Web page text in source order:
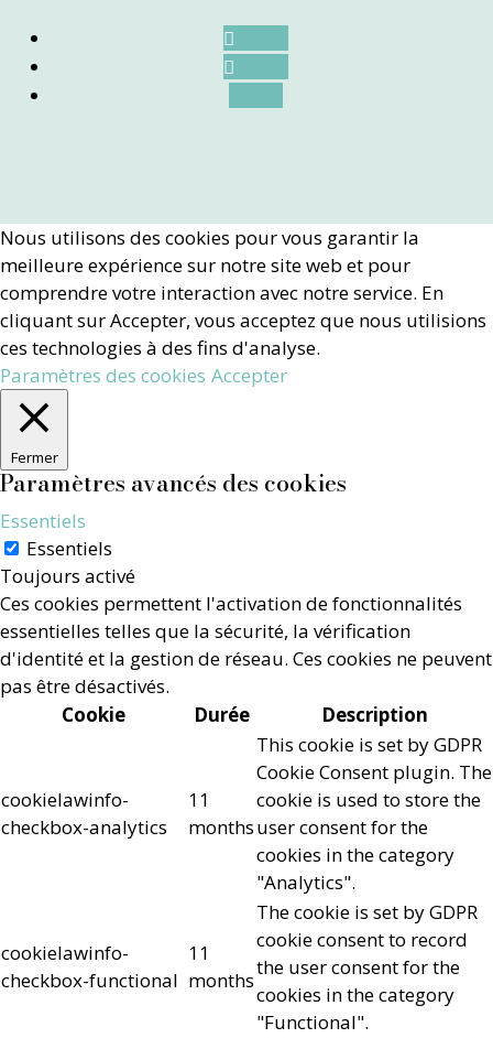
Nous utilisons des cookies pour vous garantir la
meilleure expérience sur notre site web et pour
comprendre votre interaction avec notre service. En
cliquant sur Accepter, vous acceptez que nous utilisions
ces technologies à des fins d'analyse.
Paramètres des cookies Accepter
Fermer
Paramètres avancés des cookies
Essentiels
Essentiels
Toujours activé
Ces cookies permettent l'activation de fonctionnalités
essentielles telles que la sécurité, la vérification
d'identité et la gestion de réseau. Ces cookies ne peuvent
pas être désactivés.
Cookie
Durée Description
cookielawinfo-
checkbox-analytics
11
months
This cookie is set by GDPR
Cookie Consent plugin. The
cookie is used to store the
user consent for the
cookies in the category
"Analytics".
cookielawinfo-
checkbox-functional
11
months
The cookie is set by GDPR
cookie consent to record
the user consent for the
cookies in the category
"Functional".